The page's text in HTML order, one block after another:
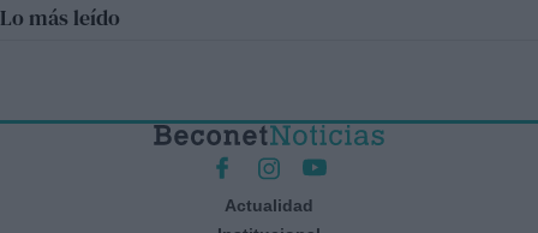
Lo más leído
Actualidad